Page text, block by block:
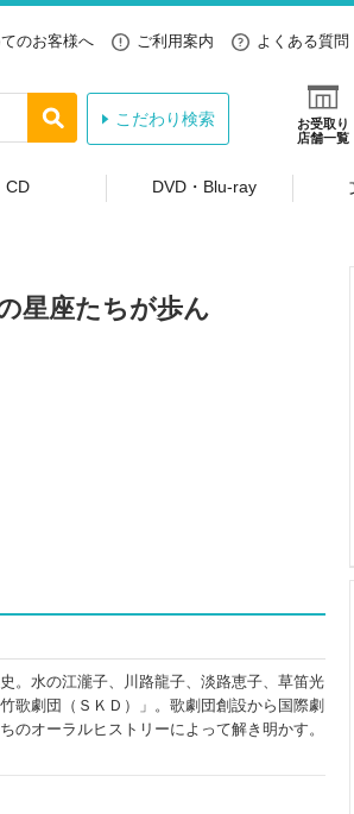
のお客様へ ご利用案内 よくある質問
お受取り
店舗一覧
こだわり検索
CD DVD・Blu-ray
星座たちが歩ん
。水の江瀧子、川路龍子、淡路恵子、草笛光
歌劇団（ＳＫＤ）」。歌劇団創設から国際劇
オーラルヒストリーによって解き明かす。